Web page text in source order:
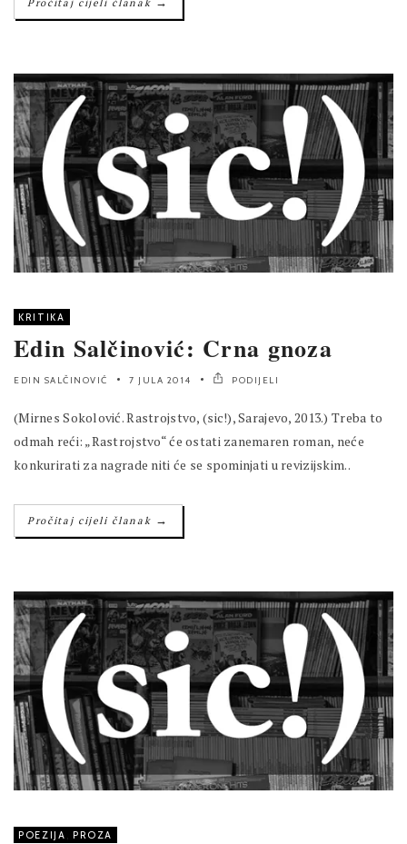
Pročitaj cijeli članak
KRITIKA
Edin Salčinović: Crna gnoza
EDIN SALČINOVIĆ 7 JULA 2014 PODIJELI
(Mirnes Sokolović. Rastrojstvo, (sic!), Sarajevo, 2013.) Treba to
odmah reći: „Rastrojstvo“ će ostati zanemaren roman, neće
konkurirati za nagrade niti će se spominjati u revizijskim..
Pročitaj cijeli članak →
POEZIJA PROZA